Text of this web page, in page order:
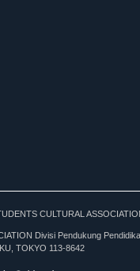
CULTURAL
Divisi Pendukung
TOKYO 113-8642